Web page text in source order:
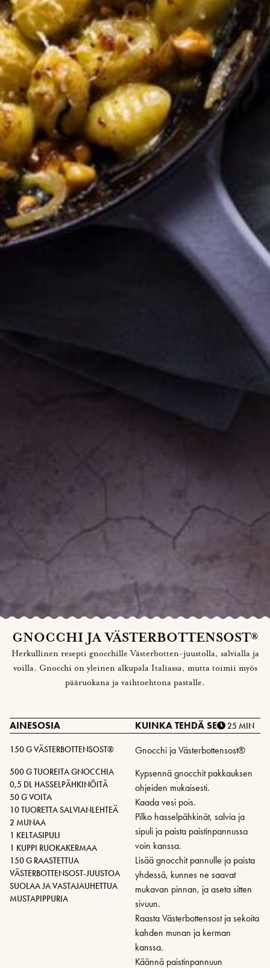
GNOCCHI JA VÄSTERBOTTENSOST®
Herkullinen resepti gnocchille Västerbotten-juustolla, salvialla ja
voilla. Gnocchi on yleinen alkupala Italiassa, mutta toimii myös
pääruokana ja vaihtoehtona pastalle.
AINESOSIA
150 G VÄSTERBOTTENSOST®
500 G TUOREITA GNOCCHIA
0,5 DL HASSELPÄHKINÖITÄ
50 G VOITA
10 TUORETTA SALVIANLEHTEÄ
2 MUNAA
1 KELTASIPULI
1 KUPPI RUOKAKERMAA
150 G RAASTETTUA
VÄSTERBOTTENSOST-JUUSTOA
SUOLAA JA VASTAJAUHETTUA
MUSTAPIPPURIA
KUINKA TEHDÄ SE 25 MIN
Gnocchi ja Västerbottensost®
Kypsennä gnocchit pakkauksen
ohjeiden mukaisesti.
Kaada vesi pois.
Pilko hasselpähkinät, salvia ja
sipuli ja paista paistinpannussa
voin kanssa.
Lisää gnocchit pannulle ja paista
yhdessä, kunnes ne saavat
mukavan pinnan, ja aseta sitten
sivuun.
Raasta Västerbottensost ja sekoita
kahden munan ja kerman
kanssa.
Käännä paistinpannuun